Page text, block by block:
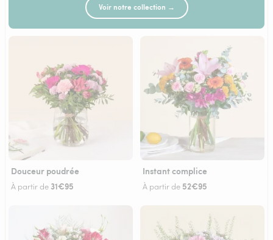
Voir notre collection →
Douceur poudrée
À partir de 31€95
Instant complice
À partir de 52€95